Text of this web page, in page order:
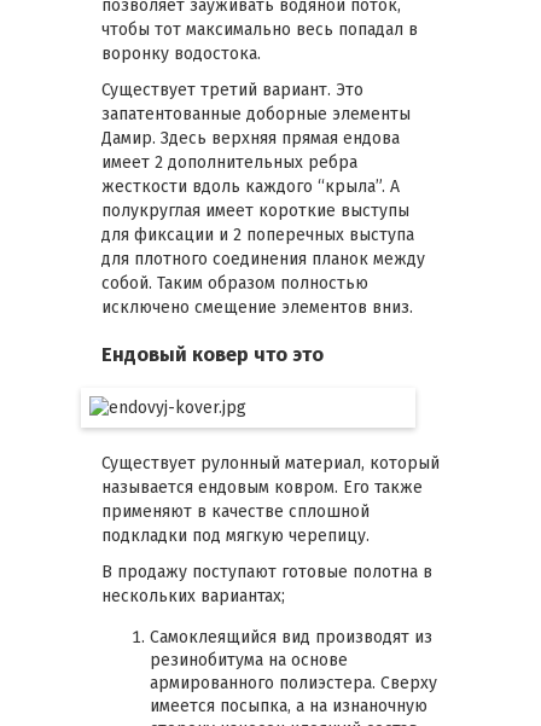
позволяет зауживать водяной поток,
чтобы тот максимально весь попадал в
воронку водостока.
Существует третий вариант. Это
запатентованные доборные элементы
Дамир. Здесь верхняя прямая ендова
имеет 2 дополнительных ребра
жесткости вдоль каждого “крыла”. А
полукруглая имеет короткие выступы
для фиксации и 2 поперечных выступа
для плотного соединения планок между
собой. Таким образом полностью
исключено смещение элементов вниз.
Ендовый ковер что это
Существует рулонный материал, который
называется ендовым ковром. Его также
применяют в качестве сплошной
подкладки под мягкую черепицу.
В продажу поступают готовые полотна в
нескольких вариантах;
Самоклеящийся вид производят из
резинобитума на основе
армированного полиэстера. Сверху
имеется посыпка, а на изнаночную